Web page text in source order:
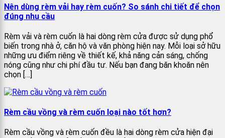
Nên dùng rèm vải hay rèm cuốn? So sánh chi tiết để chọn
đúng nhu cầu
Rèm vải và rèm cuốn là hai dòng rèm cửa được sử dụng phổ
biến trong nhà ở, căn hộ và văn phòng hiện nay. Mỗi loại sở hữu
những ưu điểm riêng về thiết kế, khả năng cản sáng, chống
nóng cũng như chi phí đầu tư. Nếu bạn đang băn khoăn nên
chọn […]
Rèm cầu vồng và rèm cuốn loại nào tốt hơn?
Rèm cầu vồng và rèm cuốn đều là hai dòng rèm cửa hiện đại